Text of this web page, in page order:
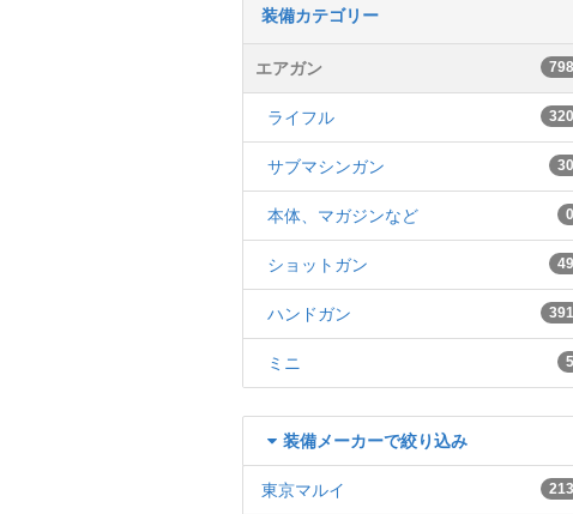
装備カテゴリー
エアガン 798
ライフル 320
サブマシンガン 30
本体、マガジンなど 0
ショットガン 49
ハンドガン 391
ミニ 5
装備メーカーで絞り込み
東京マルイ 213